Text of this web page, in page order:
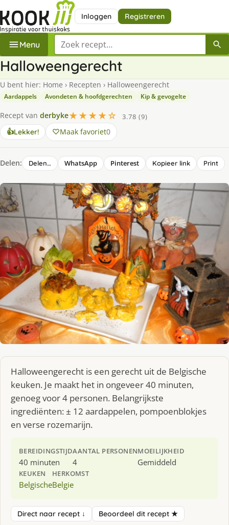
Inloggen Registreren
Menu Zoek een recept
Halloweengerecht
U bent hier: Home › Recepten › Halloweengerecht
Aardappels Avondeten & hoofdgerechten Kip & gevogelte
Recept van derbyke★★★★☆
3.78 (9)
👍Lekker! Maak favoriet0
Delen: Delen… WhatsApp Pinterest Kopieer link Print
Halloweengerecht is een gerecht uit de Belgische
keuken. Je maakt het in ongeveer 40 minuten,
genoeg voor 4 personen. Belangrijkste
ingrediënten: ± 12 aardappelen, pompoenblokjes
en verse rozemarijn.
BEREIDINGSTIJD
40 minuten
AANTAL PERSONEN
4
MOEILIJKHEID
Gemiddeld
KEUKEN
Belgische
HERKOMST
Belgie
Direct naar recept ↓ Beoordeel dit recept ★